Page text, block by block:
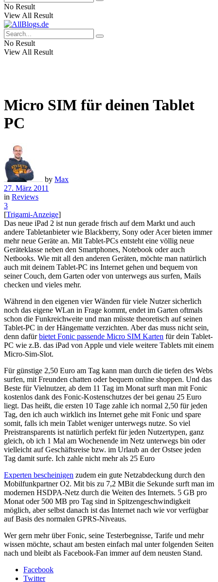
No Result
View All Result
No Result
View All Result
Micro SIM für deinen Tablet
PC
by Max
27. März 2011
in Reviews
3
[Trigami-Anzeige]
Das neue iPad 2 ist nun gerade frisch auf dem Markt und auch
andere Tabletanbieter wie Blackberry, Sony oder Acer bieten immer
mehr neue Geräte an. Mit Tablet-PCs entsteht eine völlig neue
Geräteklasse neben den Smartphones, Notebook oder auch
Netbooks. Wie mit all den anderen Geräten, möchte man natürlich
auch mit deinem Tablet-PC ins Internet gehen und bequem von
seiner Couch, dem Garten oder von unterwegs aus surfen, Mails
checken und vieles mehr.
Während in den eigenen vier Wänden für viele Nutzer sicherlich
noch das eigene WLan in Frage kommt, endet im Garten oftmals
schon die Funkreichweite und man müsste theoretisch auf seinen
Tablet-PC in der Hängematte verzichten. Aber das muss nicht sein,
denn dafürbietet Fonic passende Micro SIM Karten für dein Tablet-
PC wie z.B. das iPad von Apple und viele weitere Tablets mit einem
Micro-Sim-Slot.
Für günstige 2,50 Euro am Tag kann man durch die tiefen des Webs
surfen, mit Freunden chatten oder bequem online shoppen. Und das
Beste für Vielnutzer, ab dem 11 Tag im Monat surft man mit Fonic
kostenlos dank des Fonic-Kostenschutzes der bei genau 25 Euro
liegt. Das heißt, die ersten 10 Tage zahle ich normal 2,50 für jeden
Tag, den ich auch wirklich ins Internet gehe mit Fonic und spare
somit, falls ich mein Tablet weniger unterwegs nutze. So viel
Preistransparents ist natürlich perfekt für jeden Nutzertypen, ganz
gleich, ob ich 1 Mal am Wochenende im Netz unterwegs bin oder
vielleicht auf Geschäftsreise bzw. im Urlaub an der Ostsee jeden
Tag damit surfe. Ich zahle nicht mehr als 25 Euro
Experten bescheinigen zudem ein gute Netzabdeckung durch den
Mobilfunkpartner O2. Mit bis zu 7,2 MBit die Sekunde surft man im
modernen HSDPA-Netz durch die Weiten des Internets. 5 GB pro
Monat oder 500 MB pro Tag sind in Spitzengeschwindigkeit
möglich, aber selbst danach ist das Internet nach wie vor verfügbar
auf Basis des normalen GPRS-Niveaus.
Wer gern mehr über Fonic, seine Testerbegnisse, Tarife und mehr
wissen möchte, schaut am besten einfach mal unter folgenden Seiten
nach und bleibt als Facebook-Fan immer auf dem neusten Stand.
Facebook
Twitter